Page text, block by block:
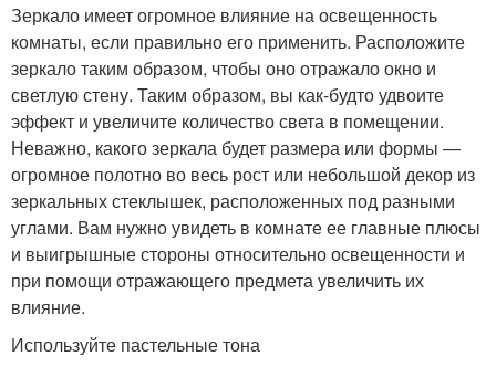
Зеркало имеет огромное влияние на освещенность
комнаты, если правильно его применить. Расположите
зеркало таким образом, чтобы оно отражало окно и
светлую стену. Таким образом, вы как-будто удвоите
эффект и увеличите количество света в помещении.
Неважно, какого зеркала будет размера или формы —
огромное полотно во весь рост или небольшой декор из
зеркальных стеклышек, расположенных под разными
углами. Вам нужно увидеть в комнате ее главные плюсы
и выигрышные стороны относительно освещенности и
при помощи отражающего предмета увеличить их
влияние.
Используйте пастельные тона